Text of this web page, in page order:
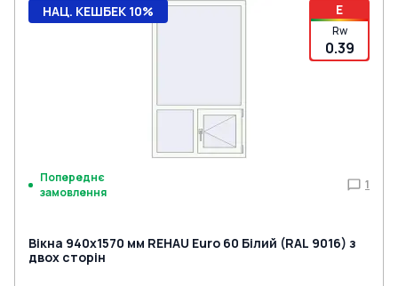
E
Rw
0.39
НАЦ. КЕШБЕК 10%
Попереднє
замовлення
1
Вікна 940x1570 мм REHAU Euro 60 Білий (RAL 9016) з
двох сторін